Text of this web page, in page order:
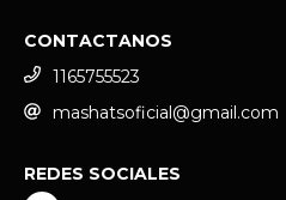
CONTACTANOS
1165755523
mashatsoficial@gmail.com
REDES SOCIALES